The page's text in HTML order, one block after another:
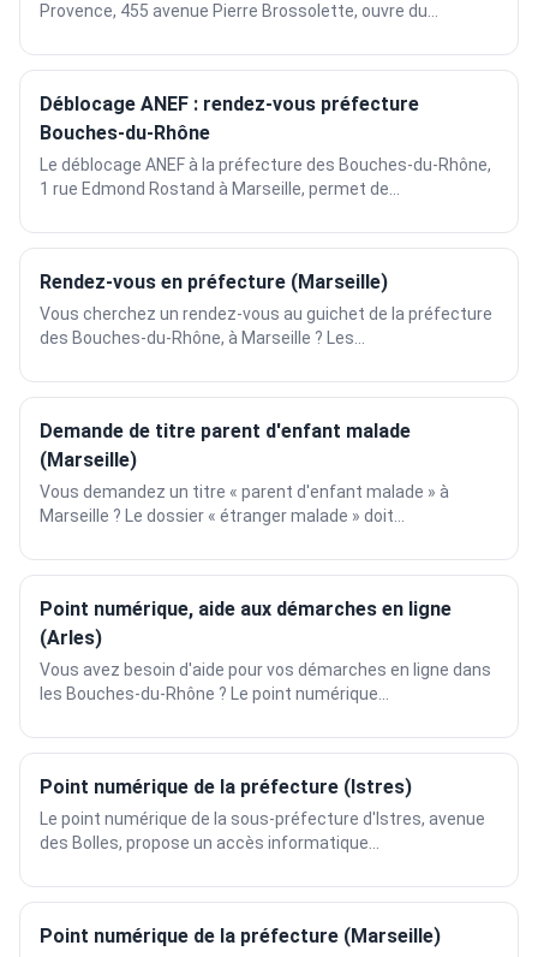
Provence, 455 avenue Pierre Brossolette, ouvre du...
Déblocage ANEF : rendez-vous préfecture
Bouches-du-Rhône
Le déblocage ANEF à la préfecture des Bouches-du-Rhône,
1 rue Edmond Rostand à Marseille, permet de...
Rendez-vous en préfecture (Marseille)
Vous cherchez un rendez-vous au guichet de la préfecture
des Bouches-du-Rhône, à Marseille ? Les...
Demande de titre parent d'enfant malade
(Marseille)
Vous demandez un titre « parent d'enfant malade » à
Marseille ? Le dossier « étranger malade » doit...
Point numérique, aide aux démarches en ligne
(Arles)
Vous avez besoin d'aide pour vos démarches en ligne dans
les Bouches-du-Rhône ? Le point numérique...
Point numérique de la préfecture (Istres)
Le point numérique de la sous-préfecture d'Istres, avenue
des Bolles, propose un accès informatique...
Point numérique de la préfecture (Marseille)